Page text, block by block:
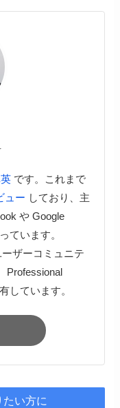
です。これまで
ュー しており、主
や Google
ています。
ザーコミュニテ
Professional
しています。
い方に